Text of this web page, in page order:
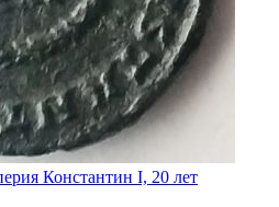
Константин I, 20 лет